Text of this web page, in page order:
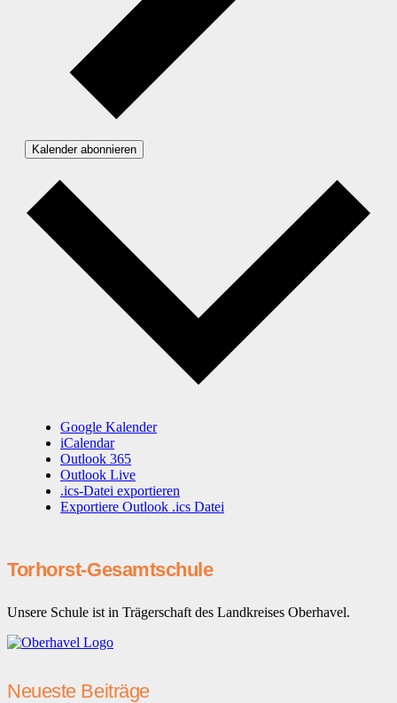
Kalender abonnieren
Google Kalender
iCalendar
Outlook 365
Outlook Live
.ics-Datei exportieren
Exportiere Outlook .ics Datei
Torhorst-Gesamtschule
Unsere Schule ist in Trägerschaft des Landkreises Oberhavel.
Neueste Beiträge